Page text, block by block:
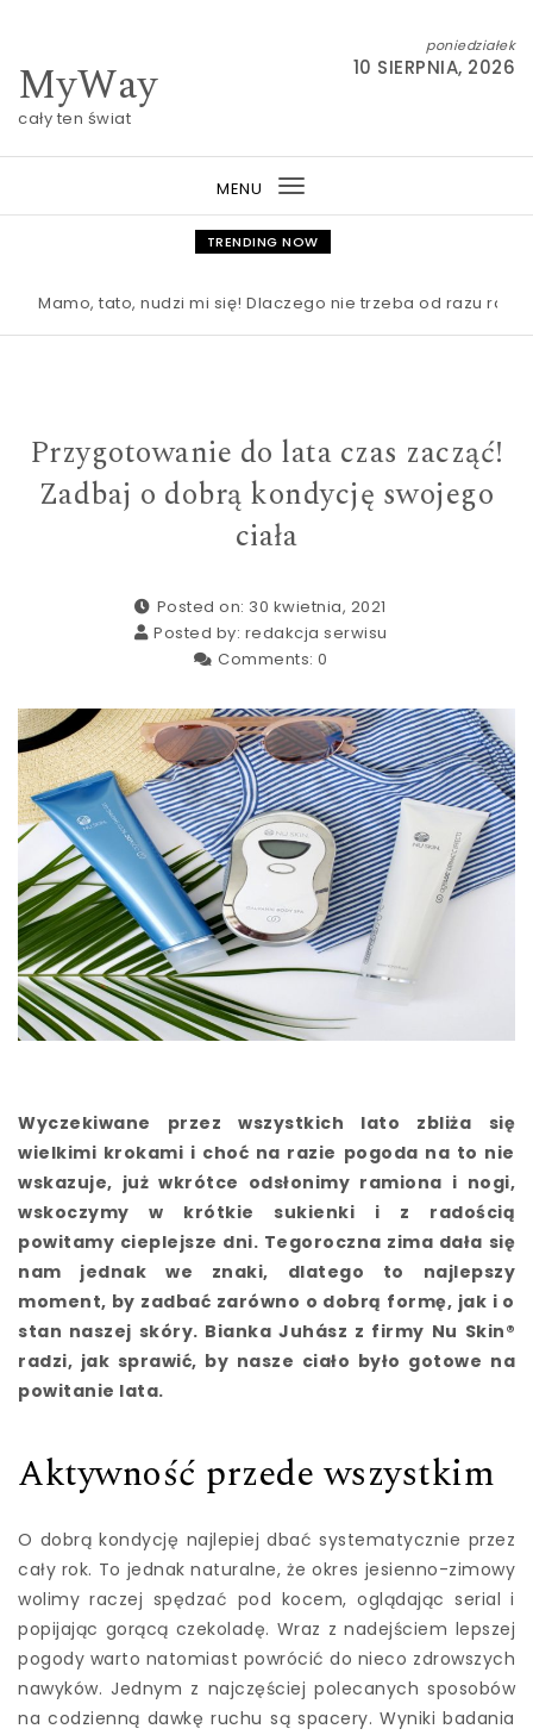
MyWay
cały ten świat
poniedziałek
10 SIERPNIA, 2026
MENU
Toggle
navigation
TRENDING NOW
tato, nudzi mi się! Dlaczego nie trzeba od razu ratować
Przygotowanie do lata czas zacząć!
Zadbaj o dobrą kondycję swojego
ciała
Posted on: 30 kwietnia, 2021
Posted by: redakcja serwisu
Comments: 0
Wyczekiwane przez wszystkich lato zbliża się
wielkimi krokami i choć na razie pogoda na to nie
wskazuje, już wkrótce odsłonimy ramiona i nogi,
wskoczymy w krótkie sukienki i z radością
powitamy cieplejsze dni. Tegoroczna zima dała się
nam jednak we znaki, dlatego to najlepszy
moment, by zadbać zarówno o dobrą formę, jak i o
stan naszej skóry. Bianka Juhász z firmy Nu Skin®
radzi, jak sprawić, by nasze ciało było gotowe na
powitanie lata.
Aktywność przede wszystkim
O dobrą kondycję najlepiej dbać systematycznie przez
cały rok. To jednak naturalne, że okres jesienno-zimowy
wolimy raczej spędzać pod kocem, oglądając serial i
popijając gorącą czekoladę. Wraz z nadejściem lepszej
pogody warto natomiast powrócić do nieco zdrowszych
nawyków. Jednym z najczęściej polecanych sposobów
na codzienną dawkę ruchu są spacery. Wyniki badania